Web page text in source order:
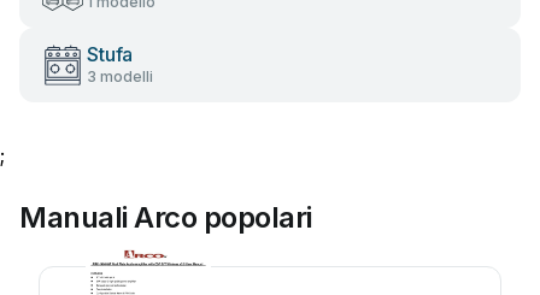
Stufa
3 modelli
;
Manuali Arco popolari